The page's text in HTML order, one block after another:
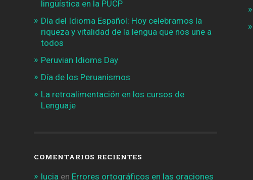
lingüística en la PUCP
Día del Idioma Español: Hoy celebramos la
riqueza y vitalidad de la lengua que nos une a
todos
Peruvian Idioms Day
Día de los Peruanismos
La retroalimentación en los cursos de
Lenguaje
COMENTARIOS RECIENTES
lucia en Errores ortográficos en las oraciones